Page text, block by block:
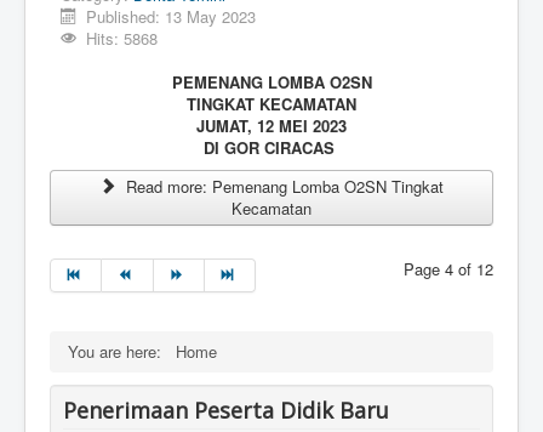
Published: 13 May 2023
Hits: 5868
PEMENANG LOMBA O2SN
TINGKAT KECAMATAN
JUMAT, 12 MEI 2023
DI GOR CIRACAS
Read more: Pemenang Lomba O2SN Tingkat
Kecamatan
Page 4 of 12
You are here: Home
Penerimaan Peserta Didik Baru